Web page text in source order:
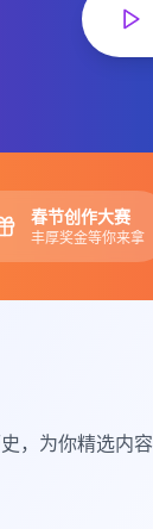
春节创作大赛
丰厚奖金等你来拿
，为你精选内容